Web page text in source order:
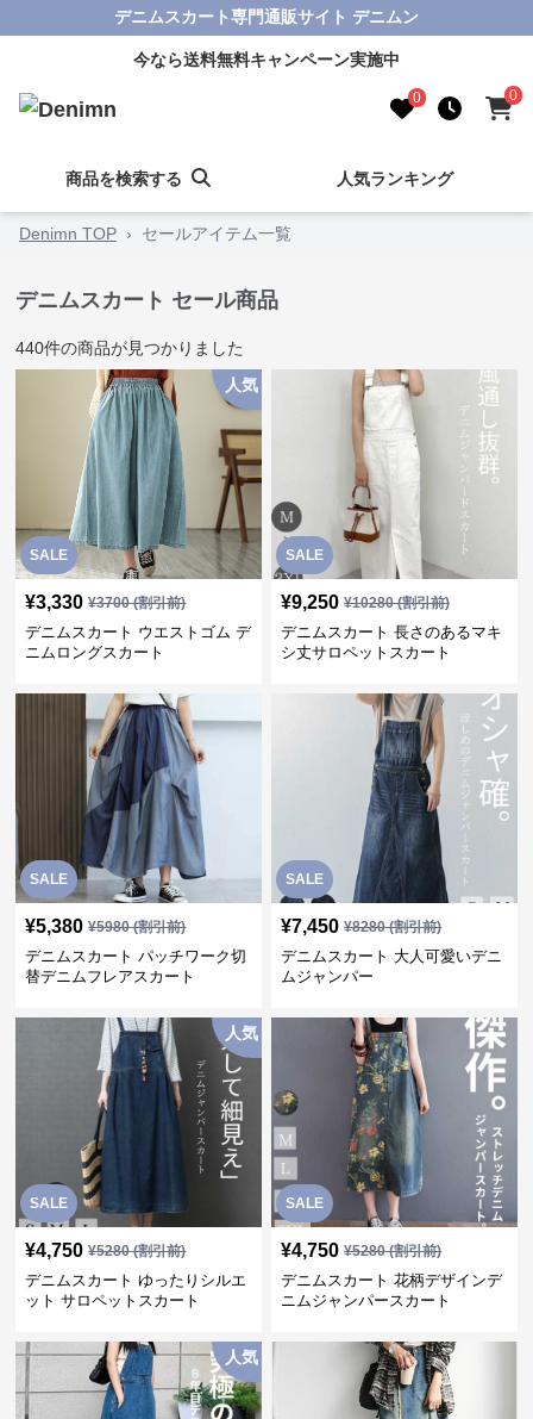
デニムスカート専門通販サイト デニムン
今なら送料無料キャンペーン実施中
0 0
商品を検索する 人気ランキング
Denimn TOP › セールアイテム一覧
デニムスカート セール商品
440件の商品が見つかりました
SALE
人気
¥3,330 ¥3700(割引前)
デニムスカート ウエストゴム デ
ニムロングスカート
SALE
¥9,250 ¥10280(割引前)
デニムスカート 長さのあるマキ
シ丈サロペットスカート
SALE
¥5,380 ¥5980(割引前)
デニムスカート パッチワーク切
替デニムフレアスカート
SALE
¥7,450 ¥8280(割引前)
デニムスカート 大人可愛いデニ
ムジャンパー
SALE
人気
¥4,750 ¥5280(割引前)
デニムスカート ゆったりシルエ
ット サロペットスカート
SALE
¥4,750 ¥5280(割引前)
デニムスカート 花柄デザインデ
ニムジャンパースカート
人気